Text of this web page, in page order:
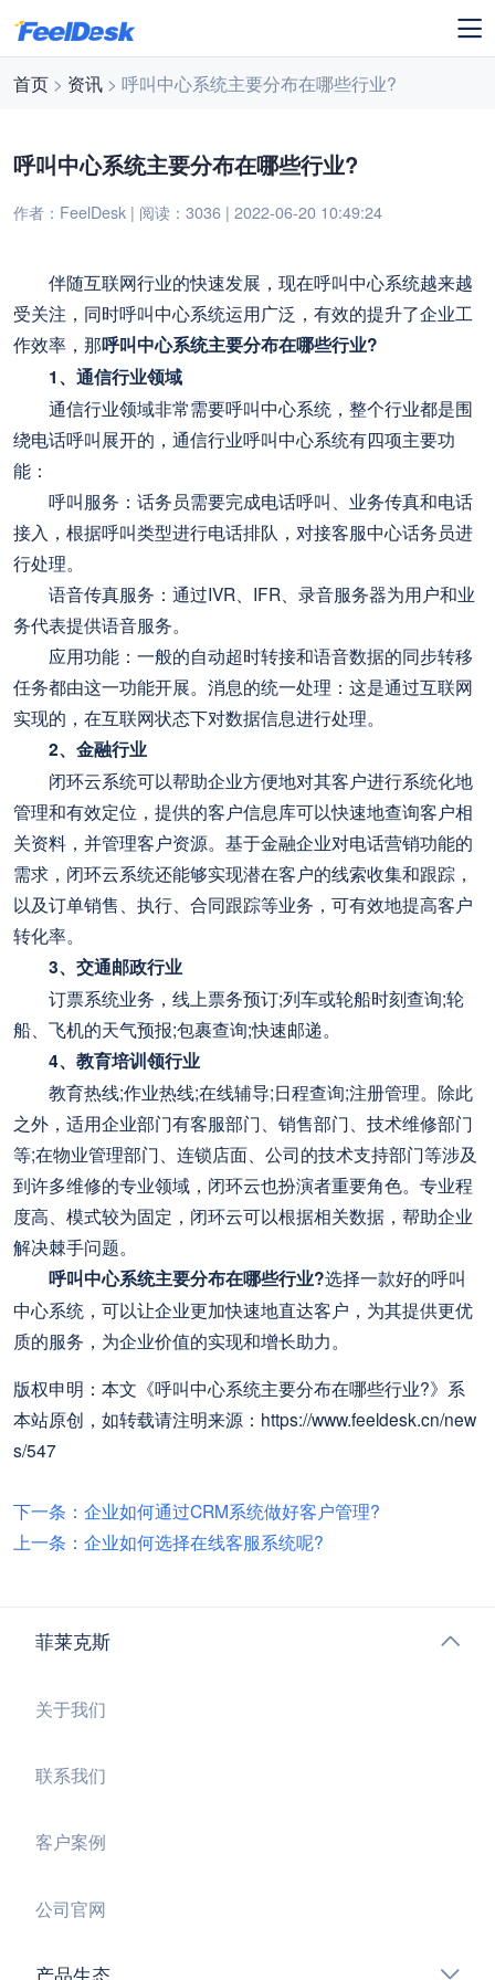
首页 > 资讯 > 呼叫中心系统主要分布在哪些行业?
呼叫中心系统主要分布在哪些行业?
作者：FeelDesk | 阅读：3036 | 2022-06-20 10:49:24
伴随互联网行业的快速发展，现在呼叫中心系统越来越
受关注，同时呼叫中心系统运用广泛，有效的提升了企业工
作效率，那呼叫中心系统主要分布在哪些行业?
1、通信行业领域
通信行业领域非常需要呼叫中心系统，整个行业都是围
绕电话呼叫展开的，通信行业呼叫中心系统有四项主要功
能：
呼叫服务：话务员需要完成电话呼叫、业务传真和电话
接入，根据呼叫类型进行电话排队，对接客服中心话务员进
行处理。
语音传真服务：通过IVR、IFR、录音服务器为用户和业
务代表提供语音服务。
应用功能：一般的自动超时转接和语音数据的同步转移
任务都由这一功能开展。消息的统一处理：这是通过互联网
实现的，在互联网状态下对数据信息进行处理。
2、金融行业
闭环云系统可以帮助企业方便地对其客户进行系统化地
管理和有效定位，提供的客户信息库可以快速地查询客户相
关资料，并管理客户资源。基于金融企业对电话营销功能的
需求，闭环云系统还能够实现潜在客户的线索收集和跟踪，
以及订单销售、执行、合同跟踪等业务，可有效地提高客户
转化率。
3、交通邮政行业
订票系统业务，线上票务预订;列车或轮船时刻查询;轮
船、飞机的天气预报;包裹查询;快速邮递。
4、教育培训领行业
教育热线;作业热线;在线辅导;日程查询;注册管理。除此
之外，适用企业部门有客服部门、销售部门、技术维修部门
等;在物业管理部门、连锁店面、公司的技术支持部门等涉及
到许多维修的专业领域，闭环云也扮演者重要角色。专业程
度高、模式较为固定，闭环云可以根据相关数据，帮助企业
解决棘手问题。
呼叫中心系统主要分布在哪些行业?选择一款好的呼叫
中心系统，可以让企业更加快速地直达客户，为其提供更优
质的服务，为企业价值的实现和增长助力。
版权申明：本文《呼叫中心系统主要分布在哪些行业?》系
本站原创，如转载请注明来源：https://www.feeldesk.cn/new
s/547
下一条：企业如何通过CRM系统做好客户管理?
上一条：企业如何选择在线客服系统呢?
菲莱克斯
关于我们
联系我们
客户案例
公司官网